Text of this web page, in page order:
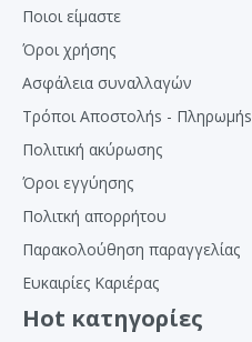
Ποιοι είμαστε
Όροι χρήσης
Ασφάλεια συναλλαγών
Τρόποι Αποστολήs - Πληρωμήs
Πολιτική ακύρωσης
Όροι εγγύησης
Πολιτκή απορρήτου
Παρακολούθηση παραγγελίας
Ευκαιρίες Καριέρας
Hot κατηγορίες